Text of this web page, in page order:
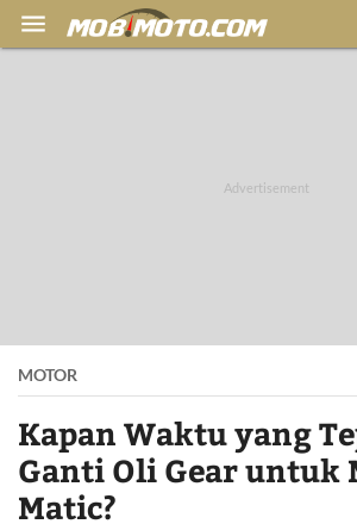

MOTOR
Kapan Waktu yang
Ganti Oli Gear untuk
Matic?